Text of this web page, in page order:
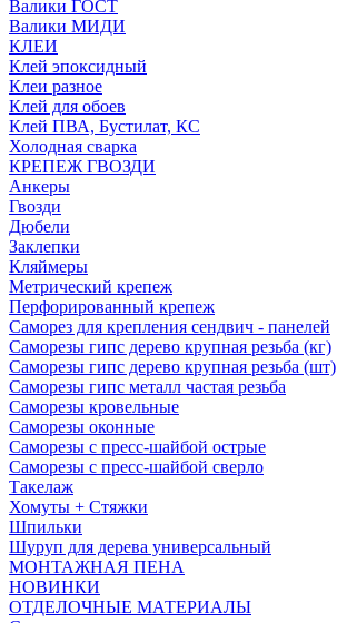
Валики ГОСТ
Валики МИДИ
КЛЕИ
Клей эпоксидный
Клеи разное
Клей для обоев
Клей ПВА, Бустилат, КС
Холодная сварка
КРЕПЕЖ ГВОЗДИ
Анкеры
Гвозди
Дюбели
Заклепки
Кляймеры
Метрический крепеж
Перфорированный крепеж
Саморез для крепления сендвич - панелей
Саморезы гипс дерево крупная резьба (кг)
Саморезы гипс дерево крупная резьба (шт)
Саморезы гипс металл частая резьба
Саморезы кровельные
Саморезы оконные
Саморезы с пресс-шайбой острые
Саморезы с пресс-шайбой сверло
Такелаж
Хомуты + Стяжки
Шпильки
Шуруп для дерева универсальный
МОНТАЖНАЯ ПЕНА
НОВИНКИ
ОТДЕЛОЧНЫЕ МАТЕРИАЛЫ